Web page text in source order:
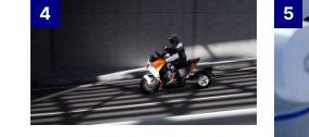
4 5